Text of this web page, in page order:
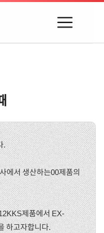
.
에서 생산하는00제품의
제품에서 EX-
하고자합니다.